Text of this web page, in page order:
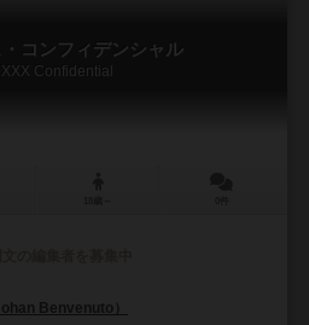
コンフィデンシャル
Confidential
Benvenuto）